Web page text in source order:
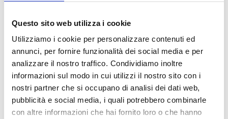
Questo sito web utilizza i cookie
Utilizziamo i cookie per personalizzare contenuti ed
annunci, per fornire funzionalità dei social media e per
analizzare il nostro traffico. Condividiamo inoltre
informazioni sul modo in cui utilizzi il nostro sito con i
nostri partner che si occupano di analisi dei dati web,
pubblicità e social media, i quali potrebbero combinarle
con altre informazioni che hai fornito loro o che hanno
M07.3QK
0–10 V actuator for flanged valves,
assembling kit P87
Torque: 18 N·m